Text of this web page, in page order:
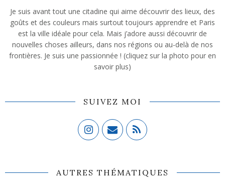
Je suis avant tout une citadine qui aime découvrir des lieux, des
goûts et des couleurs mais surtout toujours apprendre et Paris
est la ville idéale pour cela. Mais j’adore aussi découvrir de
nouvelles choses ailleurs, dans nos régions ou au-delà de nos
frontières. Je suis une passionnée ! (cliquez sur la photo pour en
savoir plus)
SUIVEZ MOI
AUTRES THÉMATIQUES